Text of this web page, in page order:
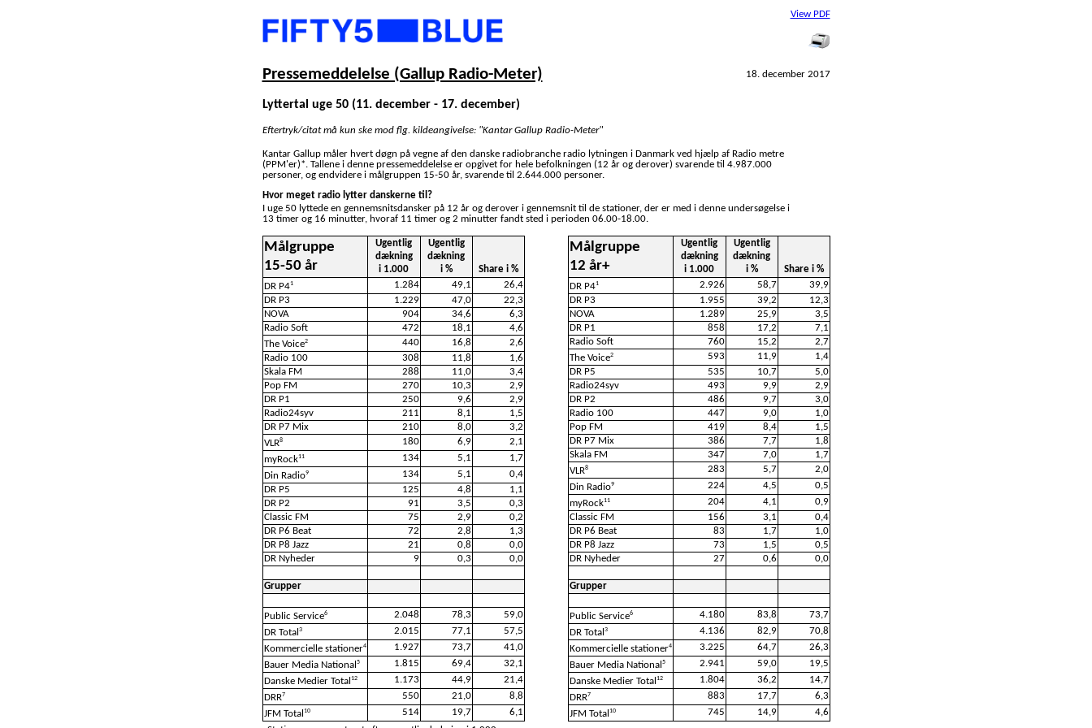
View PDF
Pressemeddelelse (Gallup Radio-Meter) 18. december 2017
Lyttertal uge 50 (11. december - 17. december)
Eftertryk/citat må kun ske mod flg. kildeangivelse: "Kantar Gallup Radio-Meter"
Kantar Gallup måler hvert døgn på vegne af den danske radiobranche radio lytningen i Danmark ved hjælp af Radio metre
(PPM'er)*. Tallene i denne pressemeddelelse er opgivet for hele befolkningen (12 år og derover) svarende til 4.987.000
personer, og endvidere i målgruppen 15-50 år, svarende til 2.644.000 personer.
Hvor meget radio lytter danskerne til?
I uge 50 lyttede en gennemsnitsdansker på 12 år og derover i gennemsnit til de stationer, der er med i denne undersøgelse i
13 timer og 16 minutter, hvoraf 11 timer og 2 minutter fandt sted i perioden 06.00-18.00.
Målgruppe
15-50 år
Ugentlig
dækning
i 1.000
Ugentlig
dækning
i %
Share i %
DR P41 1.284 49,1
26,4
DR P3
1.229 47,0
22,3
NOVA
904 34,6
6,3
Radio Soft
472 18,1
4,6
The Voice2 440 16,8
2,6
Radio 100
308 11,8
1,6
Skala FM
288 11,0
3,4
Pop FM
270 10,3
2,9
DR P1
250 9,6
2,9
Radio24syv
211 8,1
1,5
DR P7 Mix
210 8,0
3,2
VLR8 180 6,9
2,1
myRock11 134 5,1
1,7
Din Radio9 134 5,1
0,4
DR P5
125 4,8
1,1
DR P2
91 3,5
0,3
Classic FM
75 2,9
0,2
DR P6 Beat
72 2,8
1,3
DR P8 Jazz
21 0,8
0,0
DR Nyheder
9 0,3 0,0
Grupper
Public Service6 2.048 78,3
59,0
DR Total 3 2.015 77,1
57,5
Kommercielle stationer4 1.927 73,7
41,0
Bauer Media National 5 1.815 69,4
32,1
Danske Medier Total 12 1.173 44,9
21,4
DRR7 550 21,0
8,8
JFM Total 10 514 19,7 6,1
Målgruppe
12 år+
Ugentlig
dækning
i 1.000
Ugentlig
dækning
i %
Share i %
DR P41 2.926 58,7
39,9
DR P3
1.955 39,2
12,3
NOVA
1.289 25,9
3,5
DR P1
858 17,2
7,1
Radio Soft
760 15,2
2,7
The Voice2 593 11,9
1,4
DR P5
535 10,7
5,0
Radio24syv
493 9,9
2,9
DR P2
486 9,7
3,0
Radio 100
447 9,0
1,0
Pop FM
419 8,4
1,5
DR P7 Mix
386 7,7
1,8
Skala FM
347 7,0
1,7
VLR8 283 5,7
2,0
Din Radio9 224 4,5
0,5
myRock11 204 4,1
0,9
Classic FM
156 3,1
0,4
DR P6 Beat
83 1,7
1,0
DR P8 Jazz
73 1,5
0,5
DR Nyheder
27 0,6 0,0
Grupper
Public Service6 4.180 83,8
73,7
DR Total 3 4.136 82,9
70,8
Kommercielle stationer4 3.225 64,7
26,3
Bauer Media National 5 2.941 59,0
19,5
Danske Medier Total 12 1.804 36,2
14,7
DRR7 883 17,7
6,3
JFM Total 10 745 14,9
4,6